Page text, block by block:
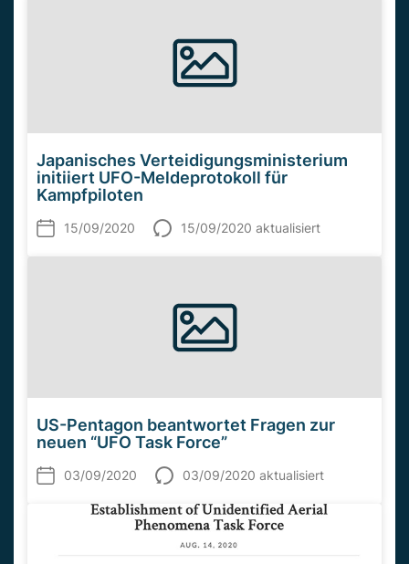
Japanisches Verteidigungsministerium
initiiert UFO-Meldeprotokoll für
Kampfpiloten
15/09/2020 15/09/2020 aktualisiert
US-Pentagon beantwortet Fragen zur
neuen “UFO Task Force”
03/09/2020 03/09/2020 aktualisiert